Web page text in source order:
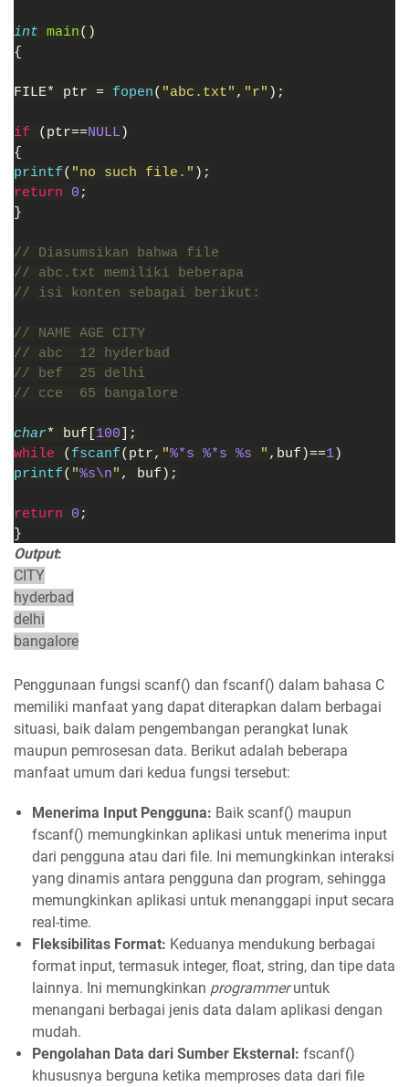
int main()
{
FILE* ptr = fopen( "abc.txt" , "r" );
if (ptr==NULL)
{
printf( "no such file." );
return 0 ;
}
// Diasumsikan bahwa file
// abc.txt memiliki beberapa
// isi konten sebagai berikut:
// NAME AGE CITY
// abc  12 hyderbad
// bef  25 delhi
// cce  65 bangalore
char* buf[100];
while
(fscanf(ptr, "%*s %*s %s " ,buf)==1)
printf( "%s\n" , buf);
return 0 ;
}
Output:
CITY
hyderbad
delhi
bangalore
Penggunaan fungsi scanf() dan fscanf() dalam bahasa C
memiliki manfaat yang dapat diterapkan dalam berbagai
situasi, baik dalam pengembangan perangkat lunak
maupun pemrosesan data. Berikut adalah beberapa
manfaat umum dari kedua fungsi tersebut:
Menerima Input Pengguna: Baik scanf() maupun
fscanf() memungkinkan aplikasi untuk menerima input
dari pengguna atau dari file. Ini memungkinkan interaksi
yang dinamis antara pengguna dan program, sehingga
memungkinkan aplikasi untuk menanggapi input secara
real-time.
Fleksibilitas Format: Keduanya mendukung berbagai
format input, termasuk integer, float, string, dan tipe data
lainnya. Ini memungkinkan programmeruntuk
menangani berbagai jenis data dalam aplikasi dengan
mudah.
Pengolahan Data dari Sumber Eksternal: fscanf()
khususnya berguna ketika memproses data dari file